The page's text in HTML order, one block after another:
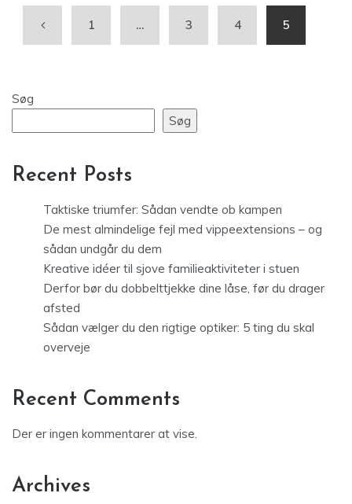
1 … 3 4 5
Søg
Søg
Recent Posts
Taktiske triumfer: Sådan vendte ob kampen
De mest almindelige fejl med vippeextensions – og
sådan undgår du dem
Kreative idéer til sjove familieaktiviteter i stuen
Derfor bør du dobbelttjekke dine låse, før du drager
afsted
Sådan vælger du den rigtige optiker: 5 ting du skal
overveje
Recent Comments
Der er ingen kommentarer at vise.
Archives